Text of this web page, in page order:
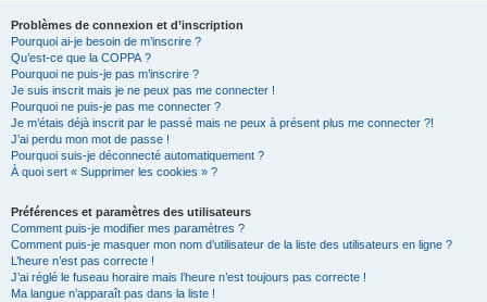
Problèmes de connexion et d’inscription
Pourquoi ai-je besoin de m’inscrire ?
Qu’est-ce que la COPPA ?
Pourquoi ne puis-je pas m’inscrire ?
Je suis inscrit mais je ne peux pas me connecter !
Pourquoi ne puis-je pas me connecter ?
Je m’étais déjà inscrit par le passé mais ne peux à présent plus me connecter ?!
J’ai perdu mon mot de passe !
Pourquoi suis-je déconnecté automatiquement ?
À quoi sert « Supprimer les cookies » ?
Préférences et paramètres des utilisateurs
Comment puis-je modifier mes paramètres ?
Comment puis-je masquer mon nom d’utilisateur de la liste des utilisateurs en ligne ?
L’heure n’est pas correcte !
J’ai réglé le fuseau horaire mais l’heure n’est toujours pas correcte !
Ma langue n’apparaît pas dans la liste !